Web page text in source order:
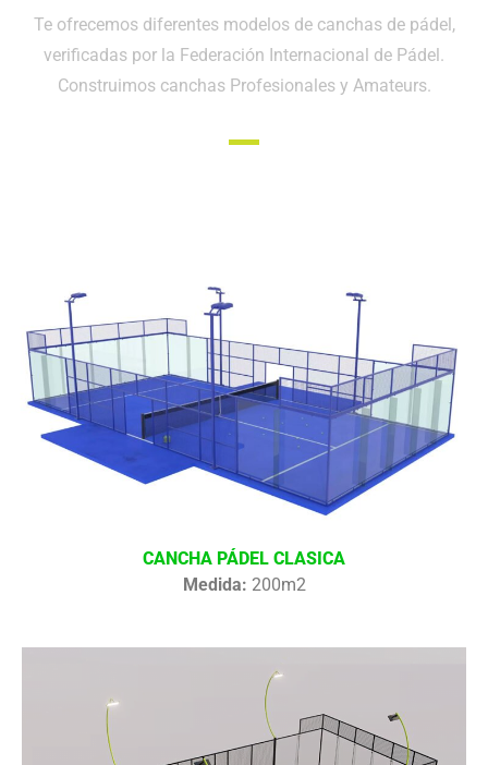
Te ofrecemos diferentes modelos de canchas de pádel,
verificadas por la Federación Internacional de Pádel.
Construimos canchas Profesionales y Amateurs.
CANCHA PÁDEL CLASICA
Medida: 200m2